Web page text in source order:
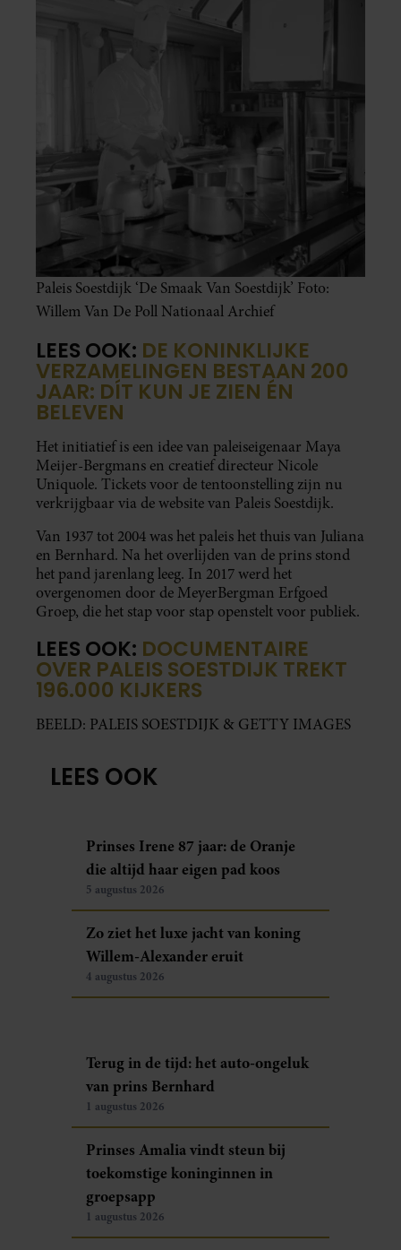
Paleis Soestdijk ‘De Smaak Van Soestdijk’ Foto:
Willem Van De Poll Nationaal Archief
LEES OOK: DE KONINKLIJKE
VERZAMELINGEN BESTAAN 200
JAAR: DÍT KUN JE ZIEN ÉN
BELEVEN
Het initiatief is een idee van paleiseigenaar Maya
Meijer-Bergmans en creatief directeur Nicole
Uniquole. Tickets voor de tentoonstelling zijn nu
verkrijgbaar via de website van Paleis Soestdijk.
Van 1937 tot 2004 was het paleis het thuis van Juliana
en Bernhard. Na het overlijden van de prins stond
het pand jarenlang leeg. In 2017 werd het
overgenomen door de MeyerBergman Erfgoed
Groep, die het stap voor stap openstelt voor publiek.
LEES OOK: DOCUMENTAIRE
OVER PALEIS SOESTDIJK TREKT
196.000 KIJKERS
BEELD: PALEIS SOESTDIJK & GETTY IMAGES
LEES OOK
Prinses Irene 87 jaar: de Oranje
die altijd haar eigen pad koos
5 augustus 2026
Zo ziet het luxe jacht van koning
Willem-Alexander eruit
4 augustus 2026
Terug in de tijd: het auto-ongeluk
van prins Bernhard
1 augustus 2026
Prinses Amalia vindt steun bij
toekomstige koninginnen in
groepsapp
1 augustus 2026